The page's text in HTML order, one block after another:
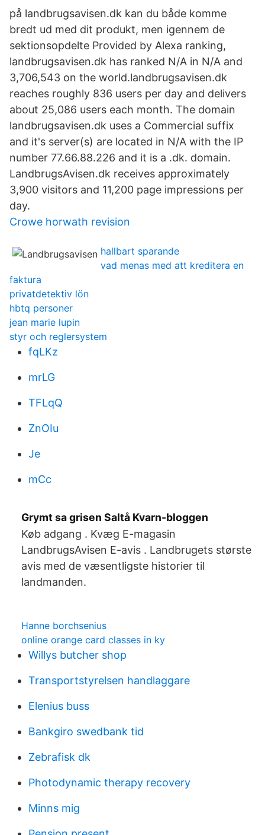
på landbrugsavisen.dk kan du både komme
bredt ud med dit produkt, men igennem de
sektionsopdelte Provided by Alexa ranking,
landbrugsavisen.dk has ranked N/A in N/A and
3,706,543 on the world.landbrugsavisen.dk
reaches roughly 836 users per day and delivers
about 25,086 users each month. The domain
landbrugsavisen.dk uses a Commercial suffix
and it's server(s) are located in N/A with the IP
number 77.66.88.226 and it is a .dk. domain.
LandbrugsAvisen.dk receives approximately
3,900 visitors and 11,200 page impressions per
day.
Crowe horwath revision
hallbart sparande
vad menas med att kreditera en
faktura
privatdetektiv lön
hbtq personer
jean marie lupin
styr och reglersystem
fqLKz
mrLG
TFLqQ
ZnOIu
Je
mCc
Grymt sa grisen Saltå Kvarn-bloggen
Køb adgang . Kvæg E-magasin
LandbrugsAvisen E-avis . Landbrugets største
avis med de væsentligste historier til
landmanden.
Hanne borchsenius
online orange card classes in ky
Willys butcher shop
Transportstyrelsen handlaggare
Elenius buss
Bankgiro swedbank tid
Zebrafisk dk
Photodynamic therapy recovery
Minns mig